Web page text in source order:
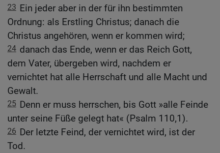
23 Ein jeder aber in der für ihn bestimmten
Ordnung: als Erstling Christus; danach die
Christus angehören, wenn er kommen wird;
24 danach das Ende, wenn er das Reich Gott,
dem Vater, übergeben wird, nachdem er
vernichtet hat alle Herrschaft und alle Macht und
Gewalt.
25 Denn er muss herrschen, bis Gott »alle Feinde
unter seine Füße gelegt hat« (Psalm 110,1).
26 Der letzte Feind, der vernichtet wird, ist der
Tod.